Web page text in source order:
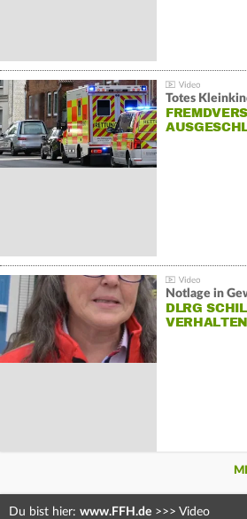
Totes
Notlage in
DLRG
VERHALTEN
Du bist hier: www.FFH.de >>> Video